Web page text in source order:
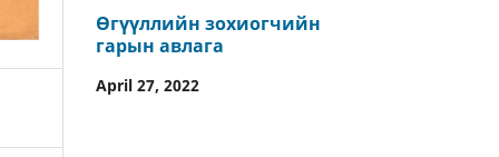
Өгүүллийн зохиогчийн
гарын авлага
April 27, 2022